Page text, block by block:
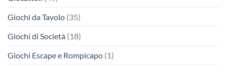
Giochi da Tavolo (35)
Giochi di Società (18)
Giochi Escape e Rompicapo (1)